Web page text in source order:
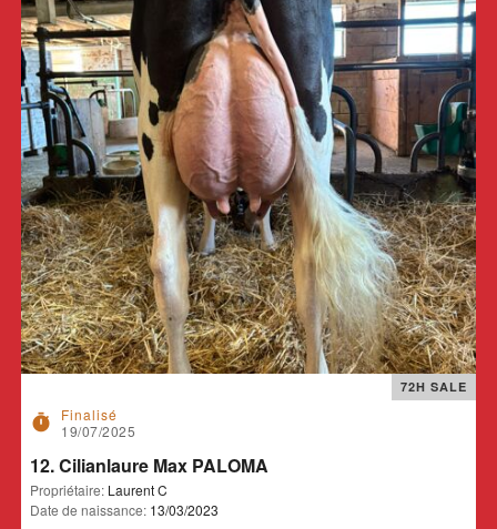
timer
Finalisé
19/07/2025
72H SALE
12. Cilianlaure Max PALOMA
Propriétaire: Laurent C
Date de naissance: 13/03/2023